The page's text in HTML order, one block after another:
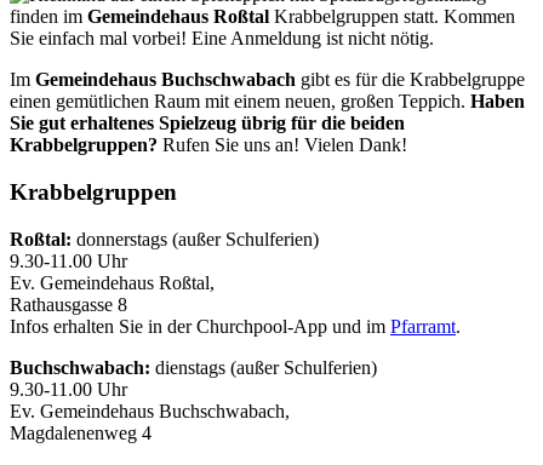
finden im Gemeindehaus Roßtal Krabbelgruppen statt. Kommen
Sie einfach mal vorbei! Eine Anmeldung ist nicht nötig.
Im Gemeindehaus Buchschwabach gibt es für die Krabbelgruppe
einen gemütlichen Raum mit einem neuen, großen Teppich. Haben
Sie gut erhaltenes Spielzeug übrig für die beiden
Krabbelgruppen? Rufen Sie uns an! Vielen Dank!
Krabbelgruppen
Roßtal: donnerstags (außer Schulferien)
9.30-11.00 Uhr
Ev. Gemeindehaus Roßtal,
Rathausgasse 8
Infos erhalten Sie in der Churchpool-App und im Pfarramt.
Buchschwabach: dienstags (außer Schulferien)
9.30-11.00 Uhr
Ev. Gemeindehaus Buchschwabach,
Magdalenenweg 4